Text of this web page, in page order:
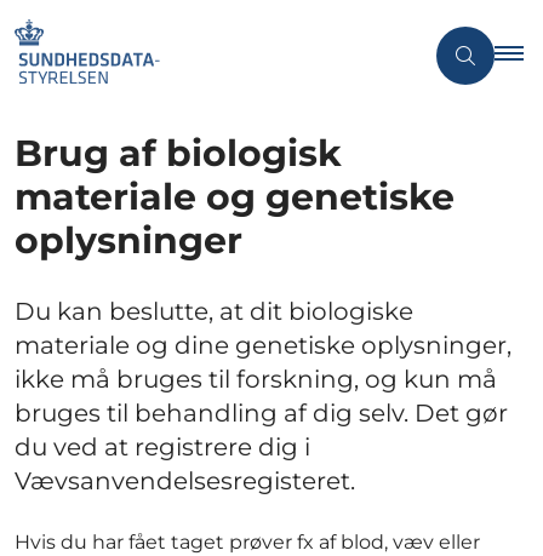
Brug af biologisk
materiale og genetiske
oplysninger
Du kan beslutte, at dit biologiske
materiale og dine genetiske oplysninger,
ikke må bruges til forskning, og kun må
bruges til behandling af dig selv. Det gør
du ved at registrere dig i
Vævsanvendelsesregisteret.
Hvis du har fået taget prøver fx af blod, væv eller